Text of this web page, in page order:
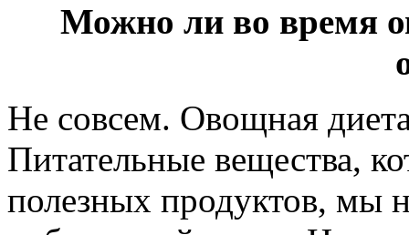
Можно ли во время
Не совсем. Овощная
Питательные вещества,
полезных продуктов, мы